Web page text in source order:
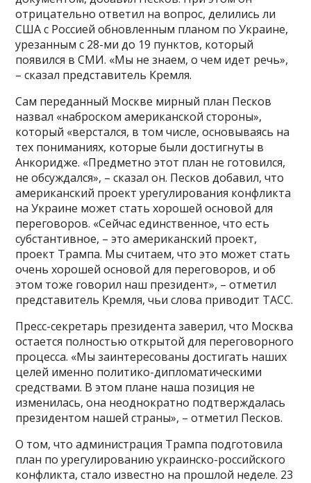
отрицательно ответил на вопрос, делились ли
США с Россией обновленным планом по Украине,
урезанным с 28-ми до 19 пунктов, который
появился в СМИ. «Мы не знаем, о чем идет речь»,
– сказал представитель Кремля.
Сам переданный Москве мирный план Песков
назвал «наброском американской стороны»,
который «верстался, в том числе, основываясь на
тех пониманиях, которые были достигнуты в
Анкоридже. «Предметно этот план не готовился,
не обсуждался», – сказал он. Песков добавил, что
американский проект урегулирования конфликта
на Украине может стать хорошей основой для
переговоров. «Сейчас единственное, что есть
субстантивное, – это американский проект,
проект Трампа. Мы считаем, что это может стать
очень хорошей основой для переговоров, и об
этом тоже говорил наш президент», – отметил
представитель Кремля, чьи слова приводит ТАСС.
Пресс-секретарь президента заверил, что Москва
остается полностью открытой для переговорного
процесса. «Мы заинтересованы достигать наших
целей именно политико-дипломатическими
средствами. В этом плане наша позиция не
изменилась, она неоднократно подтверждалась
президентом нашей страны», – отметил Песков.
О том, что администрация Трампа подготовила
план по урегулированию украинско-российского
конфликта, стало известно на прошлой неделе. 23